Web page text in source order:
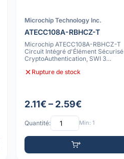
Microchip Technology Inc.
ATECC108A-RBHCZ-T
Microchip ATECC108A-RBHCZ-T
Circuit Intégré d'Élément Sécurisé
CryptoAuthentication, SWI 3
Rupture de stock
2.11€ – 2.59€
Quantité: Min: 1